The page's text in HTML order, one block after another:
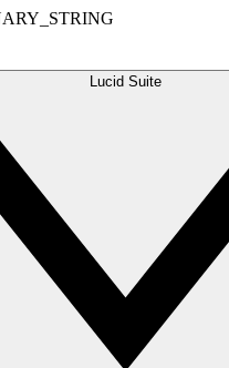
Lucid Suite